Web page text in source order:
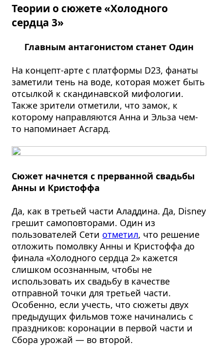
Теории о сюжете «Холодного
сердца 3»
Главным антагонистом станет Один
На концепт-арте с платформы D23, фанаты
заметили тень на воде, которая может быть
отсылкой к скандинавской мифологии.
Также зрители отметили, что замок, к
которому направляются Анна и Эльза чем-
то напоминает Асгард.
Сюжет начнется с прерванной свадьбы
Анны и Кристоффа
Да, как в третьей части Аладдина. Да, Disney
грешит самоповторами. Один из
пользователей Сети отметил, что решение
отложить помолвку Анны и Кристоффа до
финала «Холодного сердца 2» кажется
слишком осознанным, чтобы не
использовать их свадьбу в качестве
отправной точки для третьей части.
Особенно, если учесть, что сюжеты двух
предыдущих фильмов тоже начинались с
праздников: коронации в первой части и
Сбора урожай — во второй.